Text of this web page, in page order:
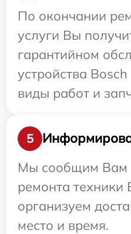
По окончании
услуги Вы
гарантийном
устройства
виды работ и
5
Мы сообщим Вам
ремонта техники
организуем
место и время.